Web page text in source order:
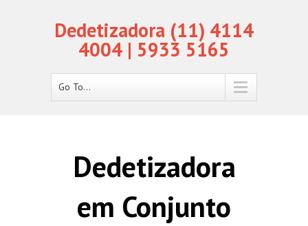
Dedetizadora (11) 4114
4004 | 5933 5165
Go To...
Dedetizadora
em Conjunto